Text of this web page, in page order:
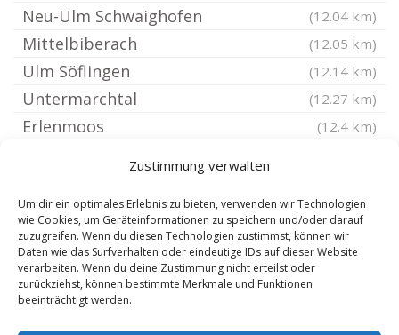
Zustimmung verwalten
Um dir ein optimales Erlebnis zu bieten, verwenden wir Technologien
wie Cookies, um Geräteinformationen zu speichern und/oder darauf
zuzugreifen. Wenn du diesen Technologien zustimmst, können wir
Daten wie das Surfverhalten oder eindeutige IDs auf dieser Website
verarbeiten. Wenn du deine Zustimmung nicht erteilst oder
zurückziehst, können bestimmte Merkmale und Funktionen
beeinträchtigt werden.
Neu-Ulm Schwaighofen (12.04 km)
Mittelbiberach (12.05 km)
Ulm Söflingen (12.14 km)
Untermarchtal (12.27 km)
Erlenmoos (12.4 km)
Neu-Ulm Hausen (12.45 km)
Neu-Ulm Stadtmitte (12.52 km)
Neu-Ulm Offenhausen (12.54 km)
Neu-Ulm Ludwigsfeld (12.71 km)